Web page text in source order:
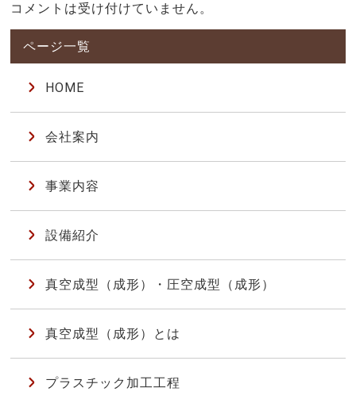
コメントは受け付けていません。
HOME
会社案内
事業内容
設備紹介
真空成型（成形）・圧空成型（成形）
真空成型（成形）とは
プラスチック加工工程